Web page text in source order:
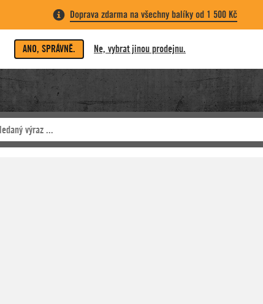
Doprava zdarma na všechny balíky od 1 500 Kč
ANO, SPRÁVNĚ. Ne, vybrat jinou prodejnu.